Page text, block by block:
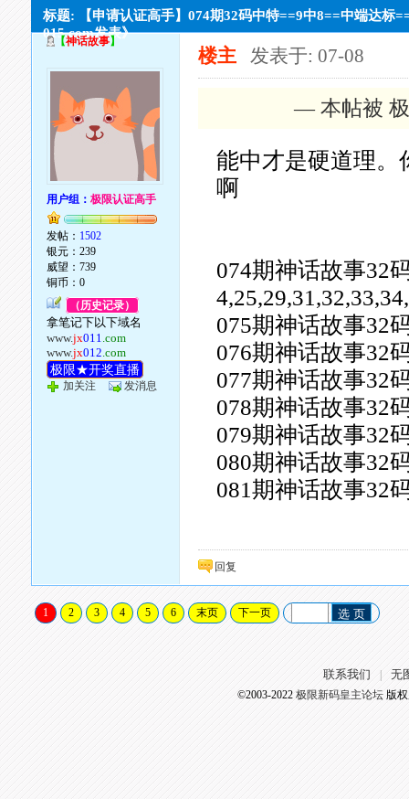
标题: 【申请认证高手】074期32码中特==9中8==中端达标
015.com发表》
【神话故事】
用户组：极限认证高手
发帖： 1502
银元：239
威望：739
铜币：0
（历史记录）
拿笔记下以下域名
www.jx011.com
www.jx012.com
极限★开奖直播
加关注 发消息
楼主 发表于: 07-08
— 本帖被
能中才是硬道理。
啊
074期神话故事32
075期神话故事32
076期神话故事32
077期神话故事32
078期神话故事32
079期神话故事32
080期神话故事32
081期神话故事32
回复
1 2 3 4 5 6 末页 下一页 选 页
联系我们 无
©2003-2022 极限新码皇主论坛版权